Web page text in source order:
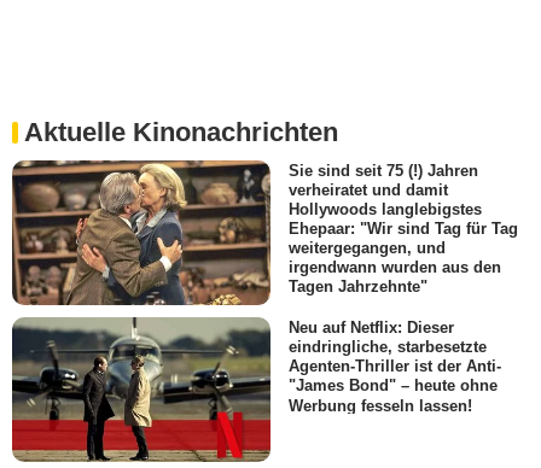
Aktuelle Kinonachrichten
Sie sind seit 75 (!) Jahren
verheiratet und damit
Hollywoods langlebigstes
Ehepaar: "Wir sind Tag für Tag
weitergegangen, und
irgendwann wurden aus den
Tagen Jahrzehnte"
Neu auf Netflix: Dieser
eindringliche, starbesetzte
Agenten-Thriller ist der Anti-
"James Bond" – heute ohne
Werbung fesseln lassen!